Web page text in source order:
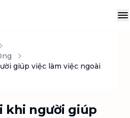
giúp việc làm việc ngoài
khi người giúp